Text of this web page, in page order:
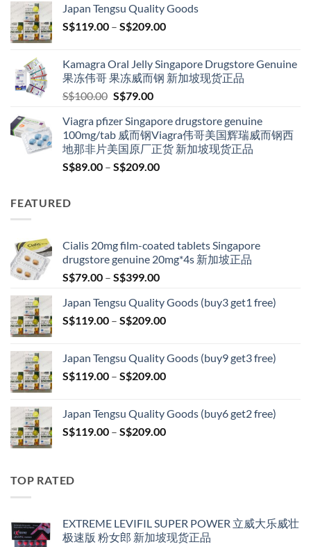
through
S$209.00
Japan Tengsu Quality Goods
S$119.00 – S$209.00Price
through
S$209.00
Kamagra Oral Jelly Singapore Drugstore Genuine
果冻伟哥 果冻威而钢 新加坡现货正品
S$100.00 Original
was:
S$100.00.
S$79.00Current
is:
S$79.00.
Viagra pfizer Singapore drugstore genuine
100mg/tab 威而钢Viagra伟哥美国辉瑞威而钢西
地那非片美国原厂正货 新加坡现货正品
S$89.00 – S$209.00Price
FEATURED
Cialis 20mg film-coated tablets Singapore
drugstore genuine 20mg*4s 新加坡正品
S$79.00 – S$399.00Price
S$79.00
through
Japan Tengsu Quality Goods (buy3 get1 free)
S$119.00 – S$209.00Price
through
S$209.00
Japan Tengsu Quality Goods (buy9 get3 free)
S$119.00 – S$209.00Price
through
S$209.00
Japan Tengsu Quality Goods (buy6 get2 free)
S$119.00 – S$209.00Price
TOP RATED
EXTREME LEVIFIL SUPER POWER 立威大乐威壮
极速版 粉女郎 新加坡现货正品